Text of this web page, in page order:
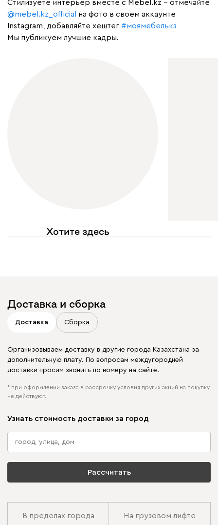
Cтилизуете интерьер вместе с Mebel.kz – отмечайте
@mebel.kz_official
на фото в своем аккаунте
Instagram, добавляйте хештег #моямебелькз
Мы публикуем лучшие кадры.
Хотите здесь
Доставка и сборка
Доставка Сборка
Организовываем доставку в другие города Казахстана за
дополнительную плату. По вопросам междугородней
доставки просим звонить по номеру на сайте.
* при оформлении заказа в рассрочку условия других акций на покупку
не действуют.
Узнать стоимость доставки за город
Рассчитать
В пределах города На грузовом лифте